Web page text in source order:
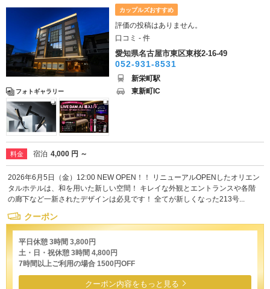
フォトギャラリー
カップルズおすすめ
評価の投稿はありません。
口コミ - 件
愛知県名古屋市東区東桜2-16-49
052-931-8531
新栄町駅
東新町IC
料金 宿泊 4,000 円 ～
2026年6月5日（金）12:00 NEW OPEN！！ リニューアルOPENしたオリエン
タルホテルは、和を用いた新しい空間！ キレイな外観とエントランスや各階
の廊下など一新されたデザインは必見です！ 全てが新しくなった213号...
クーポン
平日休憩 3時間 3,800円
土・日・祝休憩 3時間 4,800円
7時間以上ご利用の場合 1500円OFF
クーポン内容をもっと見る